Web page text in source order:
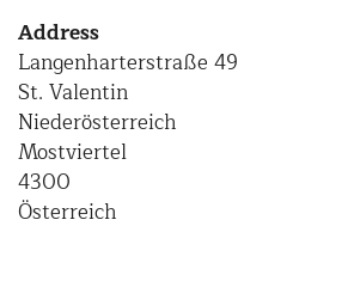
Address
Langenharterstraße 49
St. Valentin
Niederösterreich
Mostviertel
4300
Österreich